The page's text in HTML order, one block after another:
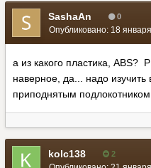
SashaAn 0
Опубликовано: 18
а из какого пластика, ABS?
наверное, да... надо
приподнятым
kolc138 2